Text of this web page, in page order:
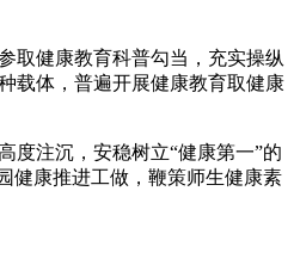
健康教育科普勾当，充实操纵
载体，普遍开展健康教育取健康
注沉，安稳树立“健康第一”的
健康推进工做，鞭策师生健康素